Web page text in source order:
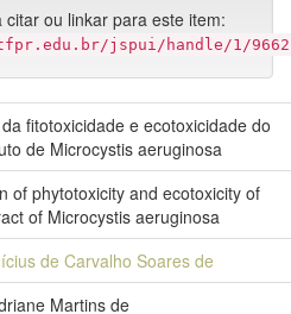
ou linkar para este item:
jspui/handle/1/9662
fitotoxicidade e ecotoxicidade do
de Microcystis aeruginosa
of phytotoxicity and ecotoxicity of
of Microcystis aeruginosa
de Carvalho Soares de
Martins de